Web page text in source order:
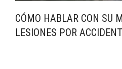
CÓMO HABLAR CON SU
LESIONES POR